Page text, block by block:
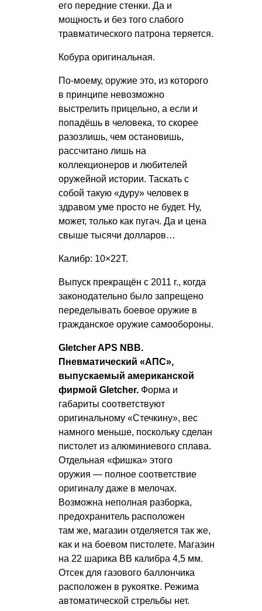
его передние стенки. Да и
мощность и без того слабого
травматического патрона теряется.
Кобура оригинальная.
По-моему, оружие это, из которого
в принципе невозможно
выстрелить прицельно, а если и
попадёшь в человека, то скорее
разозлишь, чем остановишь,
рассчитано лишь на
коллекционеров и любителей
оружейной истории. Таскать с
собой такую «дуру» человек в
здравом уме просто не будет. Ну,
может, только как пугач. Да и цена
свыше тысячи долларов…
Калибр: 10×22Т.
Выпуск прекращён с 2011 г., когда
законодательно было запрещено
переделывать боевое оружие в
гражданское оружие самообороны.
Gletcher APS NBB.
Пневматический «АПС»,
выпускаемый американской
фирмой Gletcher. Форма и
габариты соответствуют
оригинальному «Стечкину», вес
намного меньше, поскольку сделан
пистолет из алюминиевого сплава.
Отдельная «фишка» этого
оружия — полное соответствие
оригиналу даже в мелочах.
Возможна неполная разборка,
предохранитель расположен
там же, магазин отделяется так же,
как и на боевом пистолете. Магазин
на 22 шарика ВВ калибра 4,5 мм.
Отсек для газового баллончика
расположен в рукоятке. Режима
автоматической стрельбы нет.